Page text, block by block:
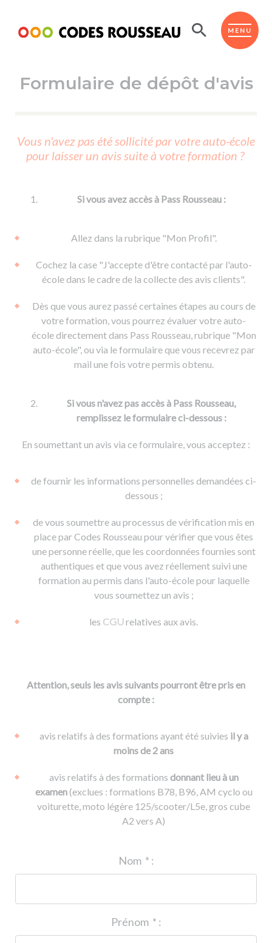
MENU
ESPACE ÉLÈVE
Code de la route
Passer l'ASSR
Réviser le code
Passer l'ETM
Permis voiture
Permis remorque
Permis & handicap
d'apprentissage
De la conduite en voiture
De la conduite à moto
Voir tous les supports
Formations pro.
Permis poids lourd
Formation FCO
Formation CACES
Devenir enseignant de la conduite
Ressources
Formulaire de dépôt d'avis
Vous n'avez pas été sollicité par votre auto-école
pour laisser un avis suite à votre formation ?
Si vous avez accès à Pass Rousseau :
Allez dans la rubrique "Mon Profil".
Cochez la case "J'accepte d'être contacté par l'auto-
école dans le cadre de la collecte des avis clients".
Dès que vous aurez passé certaines étapes au cours de
votre formation, vous pourrez évaluer votre auto-
école directement dans Pass Rousseau, rubrique "Mon
auto-école", ou via le formulaire que vous recevrez par
mail une fois votre permis obtenu.
Si vous n'avez pas accès à Pass Rousseau,
remplissez le formulaire ci-dessous :
En soumettant un avis via ce formulaire, vous acceptez :
de fournir les informations personnelles demandées ci-
dessous ;
de vous soumettre au processus de vérification mis en
place par Codes Rousseau pour vérifier que vous êtes
une personne réelle, que les coordonnées fournies sont
authentiques et que vous avez réellement suivi une
formation au permis dans l'auto-école pour laquelle
vous soumettez un avis ;
les CGUrelatives aux avis.
Attention, seuls les avis suivants pourront être pris en
compte :
avis relatifs à des formations ayant été suivies il y a
moins de 2 ans
avis relatifs à des formations donnant lieu à un
examen(exclues : formations B78, B96, AM cyclo ou
voiturette, moto légère 125/scooter/L5e, gros cube
A2 vers A)
* :
* :